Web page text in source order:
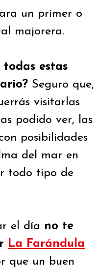
un primer o
majorera.
estas
Seguro que,
visitarlas
podido ver, las
posibilidades
del mar en
todo tipo de
el día no te
La Farándula
que un buen